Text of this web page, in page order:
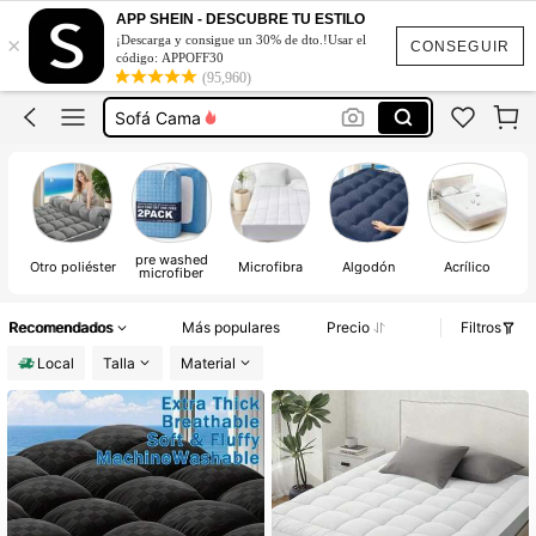
CONSEGUIR
×
APP SHEIN - DESCUBRE TU ESTILO
¡Descarga y consigue un 30% de dto.!Usar el
código: APPOFF30
(95,960)
Colchones
Colchonetas Para Dormir En El Suelo
Sofa Cama Para Dormir
Sofá Cama
Colchones
Otro poliéster pre washed
microfiber Microfibra Algodón Acrílico
Recomendados Más populares Precio
Filtros
Local
Talla Material